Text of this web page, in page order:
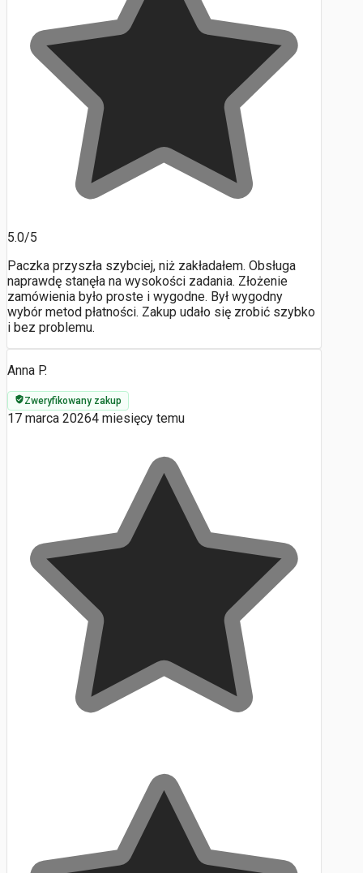
5.0/5
Paczka przyszła szybciej, niż zakładałem. Obsługa
naprawdę stanęła na wysokości zadania. Złożenie
zamówienia było proste i wygodne. Był wygodny
wybór metod płatności. Zakup udało się zrobić szybko
i bez problemu.
Anna P.
Zweryfikowany zakup
17 marca 20264 miesięcy temu